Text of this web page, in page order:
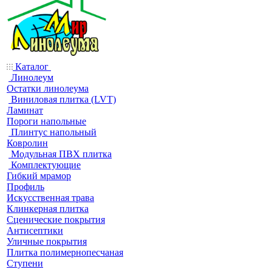
Каталог
Линолеум
Остатки линолеума
Виниловая плитка (LVT)
Ламинат
Пороги напольные
Плинтус напольный
Ковролин
Модульная ПВХ плитка
Комплектующие
Гибкий мрамор
Профиль
Искусственная трава
Клинкерная плитка
Сценические покрытия
Антисептики
Уличные покрытия
Плитка полимернопесчаная
Ступени